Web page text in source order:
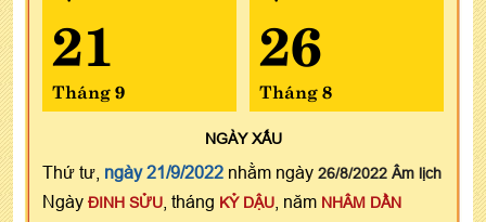
21
Tháng 9
26
Tháng 8
NGÀYXẤU
Thứ tư, ngày 21/9/2022 nhằm ngày 26/8/2022 Âm lịch
Ngày ĐINH SỬU , tháng KỶ DẬU , năm NHÂM DẦN